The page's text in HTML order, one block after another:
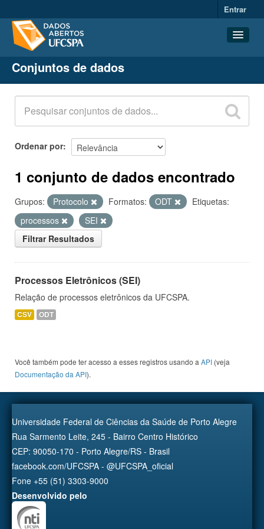
Entrar
Conjuntos de dados
Organizações
Grupos
Sobre
Conjuntos de dados
Ordenar por
1 conjunto de dados encontrado
Grupos: Protocolo Formatos: ODT
Etiquetas:
processos
SEI
Filtrar Resultados
Processos Eletrônicos (SEI)
Relação de processos eletrônicos da UFCSPA.
CSV ODT
Você também pode ter acesso a esses registros usando a API (veja
Documentação da API).
Universidade Federal de Ciências da Saúde de Porto Alegre
Rua Sarmento Leite, 245 - Bairro Centro Histórico
CEP: 90050-170 - Porto Alegre/RS - Brasil
facebook.com/UFCSPA - @UFCSPA_oficial
Fone +55 (51) 3303-9000
Desenvolvido pelo